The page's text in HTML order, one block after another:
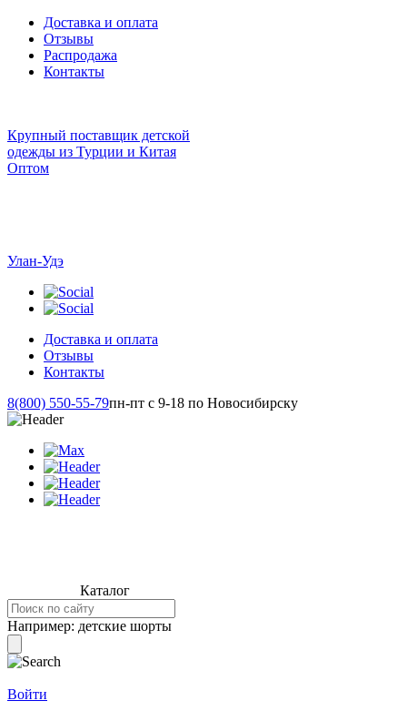
Доставка и оплата
Отзывы
Распродажа
Контакты
Крупный поставщик детской
одежды из Турции и Китая
Оптом
Улан-Удэ
Доставка и оплата
Отзывы
Контакты
8(800) 550-55-79пн-пт с 9-18 по Новосибирску
Каталог
Например: детские шорты
Войти